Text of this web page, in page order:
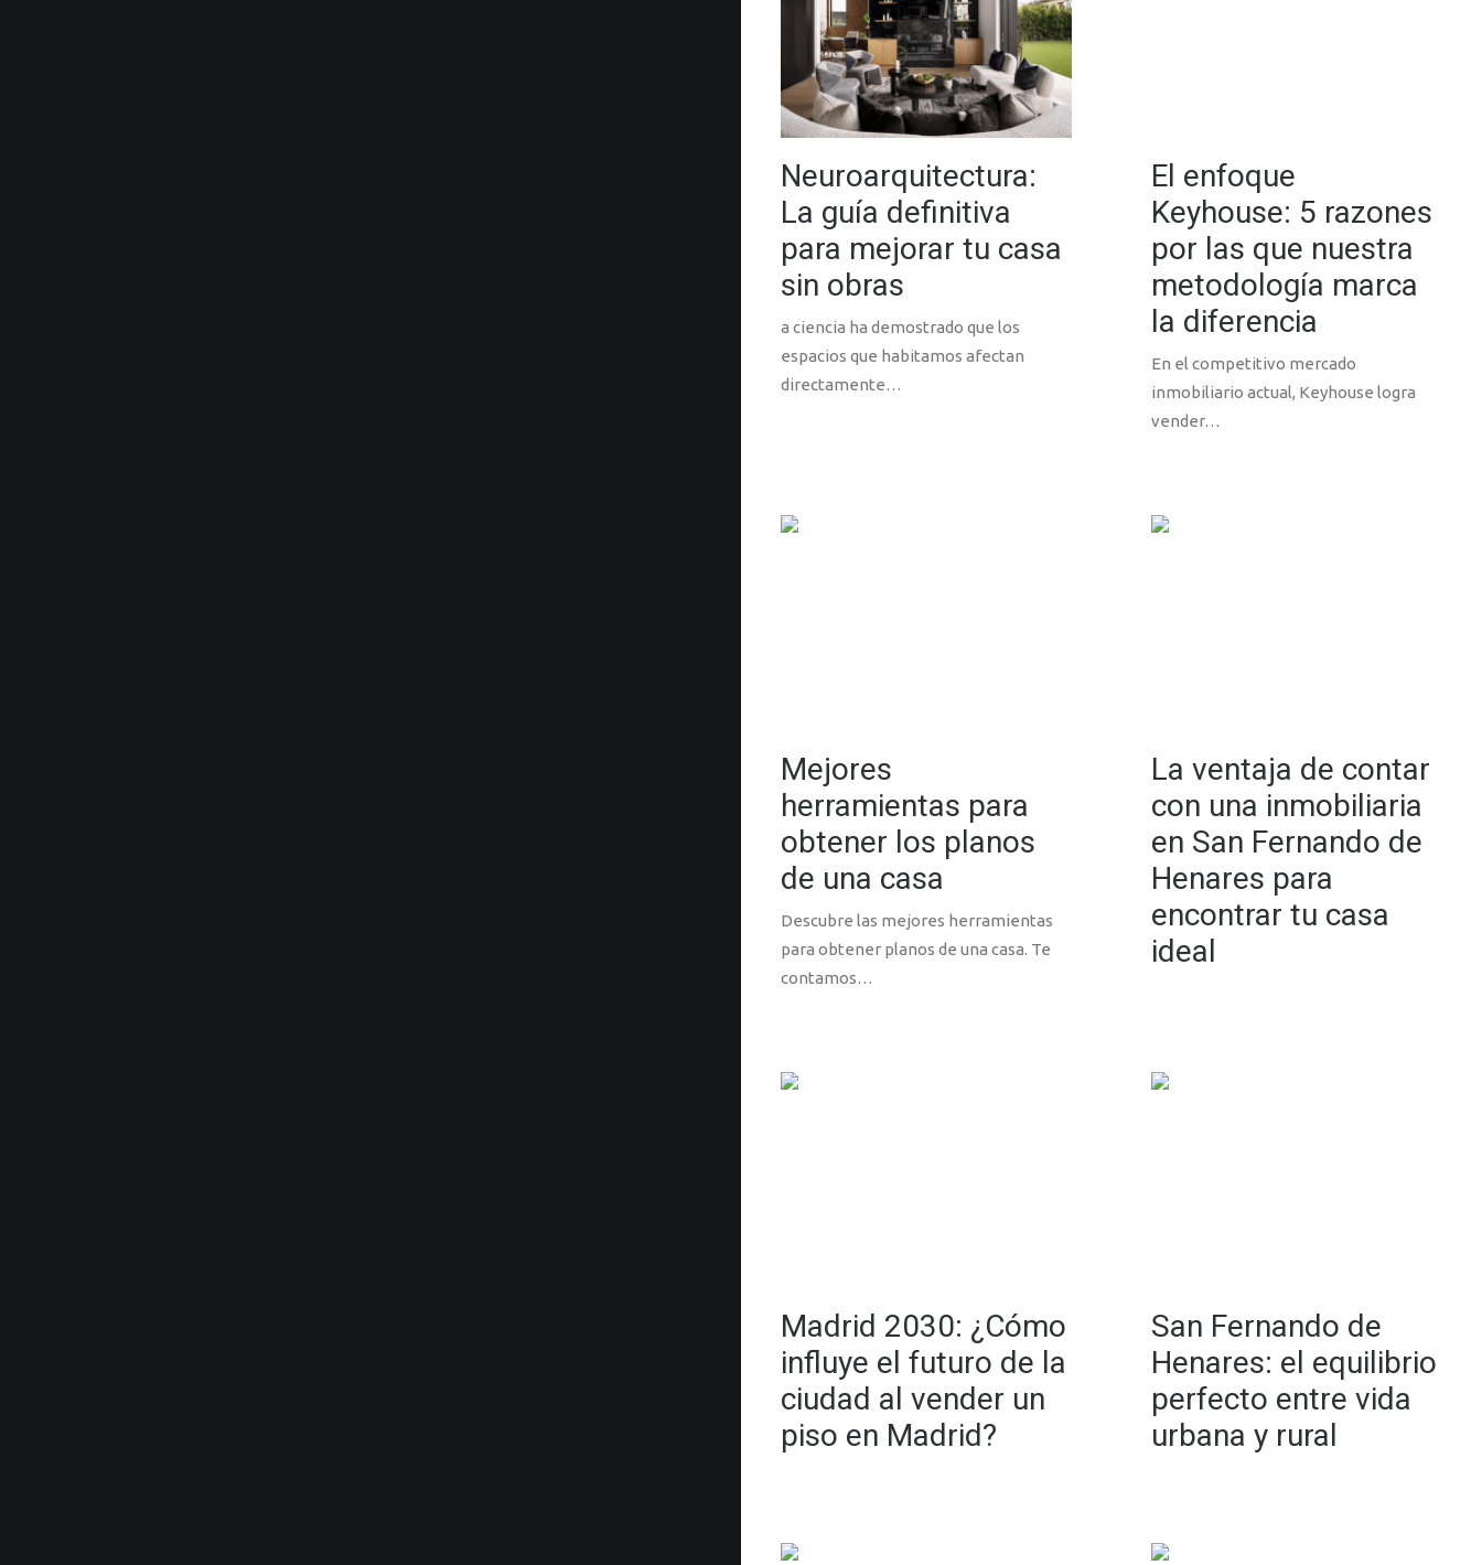
Neuroarquitectura:
La guía definitiva
para mejorar tu casa
sin obras
a ciencia ha demostrado que los
espacios que habitamos afectan
directamente…
El enfoque
Keyhouse: 5 razones
por las que nuestra
metodología marca
la diferencia
En el competitivo mercado
inmobiliario actual, Keyhouse logra
vender…
Mejores
herramientas para
obtener los planos
de una casa
Descubre las mejores herramientas
para obtener planos de una casa. Te
contamos…
La ventaja de contar
con una inmobiliaria
en San Fernando de
Henares para
encontrar tu casa
ideal
Madrid 2030: ¿Cómo
influye el futuro de la
ciudad al vender un
piso en Madrid?
San Fernando de
Henares: el equilibrio
perfecto entre vida
urbana y rural